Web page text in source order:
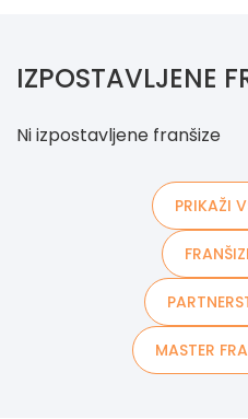
IZPOSTAVLJENE
Ni izpostavljene franšize
PRIKAŽI
MASTER